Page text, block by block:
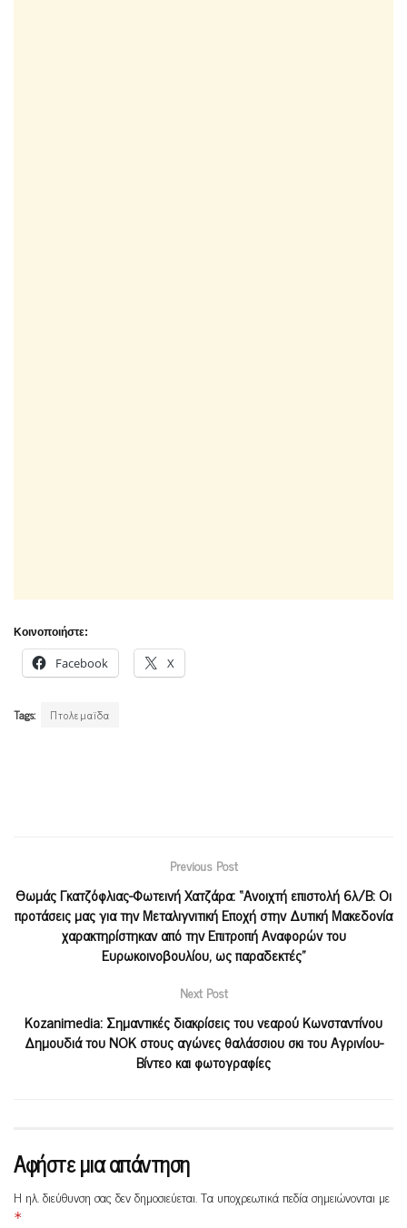
Κοινοποιήστε:
Facebook X
Tags: Πτολεμαϊδα
Previous Post
Θωμάς Γκατζόφλιας-Φωτεινή Χατζάρα: “Ανοιχτή επιστολή 6λ/Β: Οι
προτάσεις μας για την Μεταλιγνιτική Εποχή στην Δυτική Μακεδονία
χαρακτηρίστηκαν από την Επιτροπή Αναφορών του
Ευρωκοινοβουλίου, ως παραδεκτές”
Next Post
Kozanimedia: Σημαντικές διακρίσεις του νεαρού Κωνσταντίνου
Δημουδιά του ΝΟΚ στους αγώνες θαλάσσιου σκι του Αγρινίου-
Βίντεο και φωτογραφίες
Αφήστε μια απάντηση
Η ηλ. διεύθυνση σας δεν δημοσιεύεται.Τα υποχρεωτικά πεδία σημειώνονται με
*